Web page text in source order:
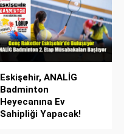
Eskişehir, ANALİG
Badminton
Heyecanına Ev
Sahipliği Yapacak!